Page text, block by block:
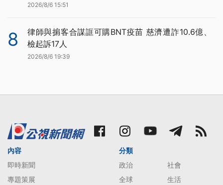
2026/8/6 15:51
8
律師與掮客合謀誆可購BNT疫苗 慈濟遭詐10.6億、
檢起訴17人
2026/8/6 19:39
內容
即時新聞
專題策展
分類
政治
社會
全球
生活